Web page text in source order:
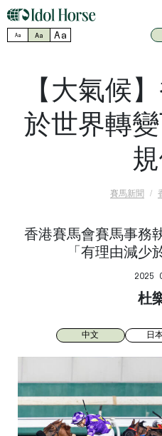
Aa Aa Aa
【大氣候
於世界轉
賽馬新聞
香港賽馬會賽馬事務
「有理由減少
2025
杜
中文 日